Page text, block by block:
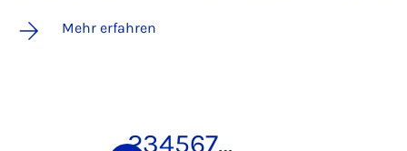
Mehr erfahren
234567…